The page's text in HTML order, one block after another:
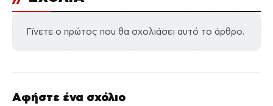
Γίνετε ο πρώτος που θα σχολιάσει αυτό το άρθρο.
Αφήστε ένα σχόλιο